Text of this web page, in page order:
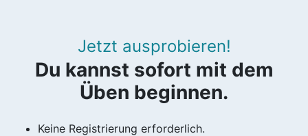
Jetzt ausprobieren!
Du kannst sofort mit dem
Üben beginnen.
Keine Registrierung erforderlich.